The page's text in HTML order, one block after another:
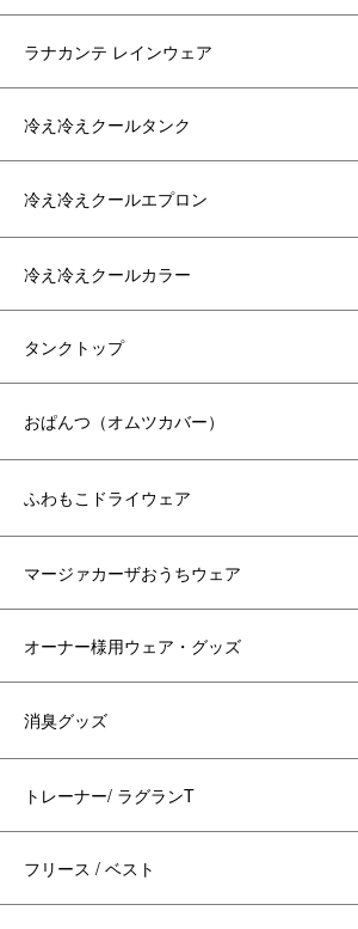
ラナカンテ レインウェア
冷え冷えクールタンク
冷え冷えクールエプロン
冷え冷えクールカラー
タンクトップ
おぱんつ（オムツカバー）
ふわもこドライウェア
マージァカーザおうちウェア
オーナー様用ウェア・グッズ
消臭グッズ
トレーナー/ ラグランT
フリース / ベスト